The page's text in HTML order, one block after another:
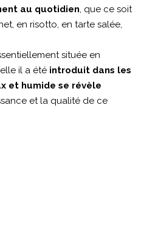
au quotidien, que ce soit
en risotto, en tarte salée,
située en
il a été introduit dans les
et humide se révèle
et la qualité de ce